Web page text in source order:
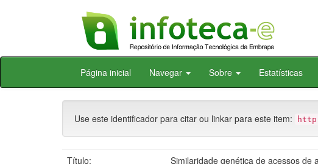
Skip
Página inicial Navegar Sobre Estatísticas
Use este identificador para citar ou linkar para este item:
Título:
Similaridade genética de acessos de